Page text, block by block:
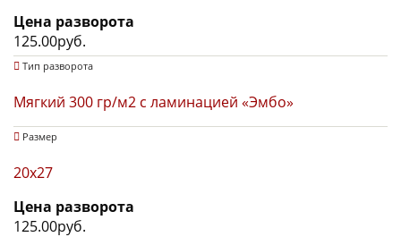
Цена разворота
125.00руб.
Тип разворота
Мягкий 300 гр/м2 с ламинацией «Эмбо»
Размер
20х27
Цена разворота
125.00руб.